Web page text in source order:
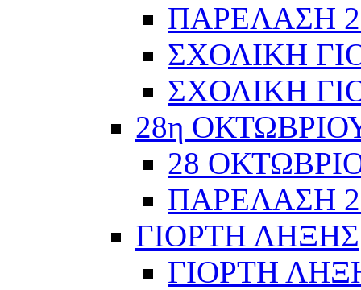
ΠΑΡΕΛΑΣΗ
ΣΧΟΛΙΚΗ
ΣΧΟΛΙΚΗ
28η
28
ΠΑΡΕΛΑΣΗ
ΓΙΟΡΤΗ ΛΗΞΗΣ
ΓΙΟΡΤΗ